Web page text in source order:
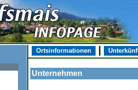
Ortsinformationen
Unternehmen